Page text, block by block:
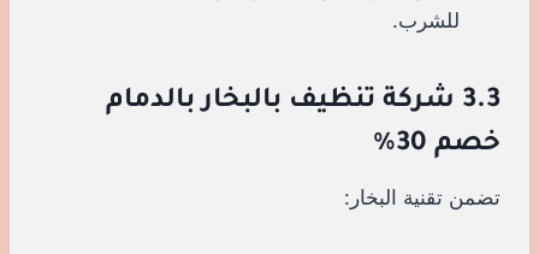
للشرب.
3.3 شركة تنظيف بالبخار بالدمام
خصم 30%
تضمن تقنية البخار: